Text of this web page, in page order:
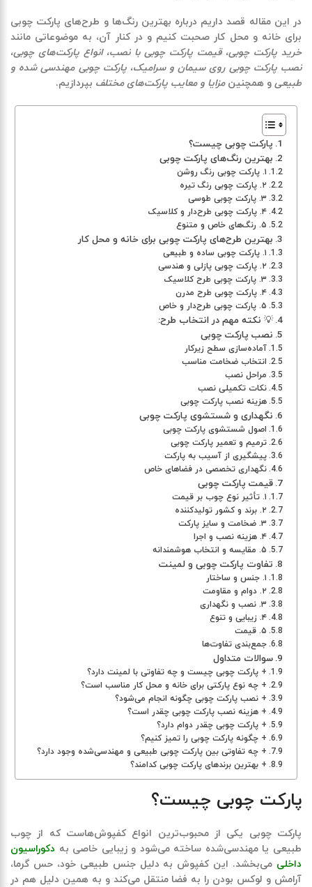
در این مقاله قصد داریم درباره بهترین رنگ‌ها و طرح‌های پارکت چوبی
برای خانه و محل کار صحبت کنیم و در کنار آن، به موضوعاتی مانند
خرید پارکت چوبی، قیمت پارکت چوبی با نصب، انواع پارکت‌های چوبی،
نصب پارکت چوبی روی سیمان و سرامیک، پارکت چوبی مهندسی شده و
طبیعی و همچنینمزایا و معایب پارکت‌های مختلف بپردازیم.
پارکت چوبی چیست؟
بهترین رنگ‌های پارکت چوبی
۱. پارکت چوبی رنگ روشن
۲. پارکت چوبی رنگ تیره
۳. پارکت چوبی طوسی
۴. پارکت چوبی طرح‌دار و کلاسیک
۵. رنگ‌های خاص و متنوع
بهترین طرح‌های پارکت چوبی برای خانه و محل کار
۱. پارکت چوبی ساده و طبیعی
۲. پارکت چوبی پازلی و هندسی
۳. پارکت چوبی طرح کلاسیک
۴. پارکت چوبی طرح مدرن
۵. پارکت چوبی طرح‌دار و خاص
💡 نکته مهم در انتخاب طرح:
نصب پارکت چوبی
آماده‌سازی سطح زیرکار
انتخاب ضخامت مناسب
مراحل نصب
نکات تکمیلی نصب
هزینه نصب پارکت چوبی
نگهداری و شستشوی پارکت چوبی
اصول شستشوی پارکت چوبی
ترمیم و تعمیر پارکت چوبی
پیشگیری از آسیب به پارکت
نگهداری تخصصی در فضاهای خاص
قیمت پارکت چوبی
۱. تأثیر نوع چوب بر قیمت
۲. برند و کشور تولیدکننده
۳. ضخامت و سایز پارکت
۴. هزینه نصب و اجرا
۵. مقایسه و انتخاب هوشمندانه
تفاوت پارکت چوبی و لمینت
۱. جنس و ساختار
۲. دوام و مقاومت
۳. نصب و نگهداری
۴. زیبایی و تنوع
۵. قیمت
جمع‌بندی تفاوت‌ها
سوالات متداول
+ پارکت چوبی چیست و چه تفاوتی با لمینت دارد؟
+ چه نوع پارکتی برای خانه و محل کار مناسب است؟
+ نصب پارکت چوبی چگونه انجام می‌شود؟
+ هزینه نصب پارکت چوبی چقدر است؟
+ پارکت چوبی چقدر دوام دارد؟
+ چگونه پارکت چوبی را تمیز کنیم؟
+ چه تفاوتی بین پارکت چوبی طبیعی و مهندسی‌شده وجود دارد؟
+ بهترین برندهای پارکت چوبی کدامند؟
پارکت چوبی چیست؟
پارکت چوبی یکی از محبوب‌ترین انواع کفپوش‌هاست که از چوب
طبیعی یا مهندسی‌شده ساخته می‌شود و زیبایی خاصی به دکوراسیون
داخلی می‌بخشد. این کفپوش به دلیل جنس طبیعی خود، حس گرما،
آرامش و لوکس بودن را به فضا منتقل می‌کند و به همین دلیل هم در